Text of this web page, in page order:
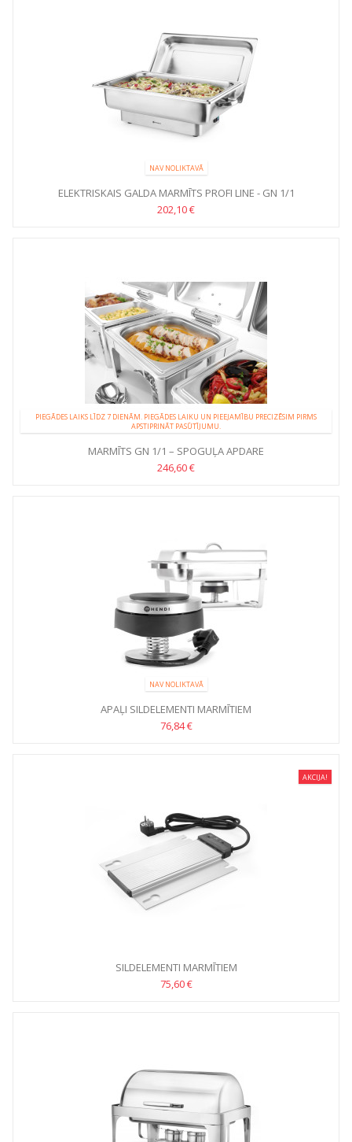
NAV NOLIKTAVĀ
ELEKTRISKAIS GALDA MARMĪTS PROFI LINE - GN 1/1
202,10 €
PIEGĀDES LAIKS LĪDZ 7 DIENĀM. PIEGĀDES LAIKU UN PIEEJAMĪBU PRECIZĒSIM PIRMS
APSTIPRINĀT PASŪTĪJUMU.
MARMĪTS GN 1/1 – SPOGUĻA APDARE
246,60 €
NAV NOLIKTAVĀ
APAĻI SILDELEMENTI MARMĪTIEM
76,84 €
AKCIJA!
SILDELEMENTI MARMĪTIEM
75,60 €